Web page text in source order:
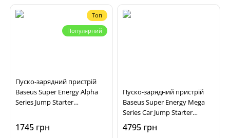
Топ
Популярний
Пуско-зарядний пристрій
Baseus Super Energy Alpha
Series Jump Starter
22.2Wh)
1745 грн
Пуско-зарядний пристрій
Baseus Super Energy Mega
Series Car Jump Starter
C00265300821-00 (3000A, 12V,
500F×5)
4795 грн